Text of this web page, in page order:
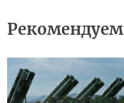
Рекомендуем